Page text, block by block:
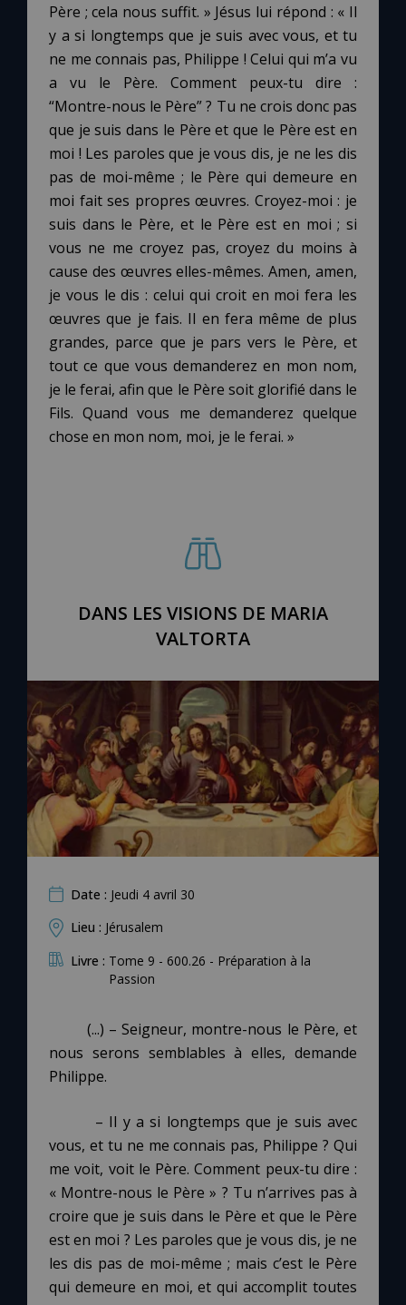
L'Évangile chaque jour
Les premiers samedis du mois
Marie qui défait les nœuds
Me consacrer à Jésus par Marie
Une Minute avec Marie
Une neuvaine
À la une
1000 Raisons de Croire
Père ; cela nous suffit. » Jésus lui répond : « Il
y a si longtemps que je suis avec vous, et tu
ne me connais pas, Philippe ! Celui qui m’a vu
a vu le Père. Comment peux-tu dire :
“Montre-nous le Père” ? Tu ne crois donc pas
que je suis dans le Père et que le Père est en
moi ! Les paroles que je vous dis, je ne les dis
pas de moi-même ; le Père qui demeure en
moi fait ses propres œuvres. Croyez-moi : je
suis dans le Père, et le Père est en moi ; si
vous ne me croyez pas, croyez du moins à
cause des œuvres elles-mêmes. Amen, amen,
je vous le dis : celui qui croit en moi fera les
œuvres que je fais. Il en fera même de plus
grandes, parce que je pars vers le Père, et
tout ce que vous demanderez en mon nom,
je le ferai, afin que le Père soit glorifié dans le
Fils. Quand vous me demanderez quelque
chose en mon nom, moi, je le ferai. »
DANS LES VISIONS DE MARIA
VALTORTA
Date : Jeudi 4 avril 30
Lieu : Jérusalem
Livre : Tome 9 - 600.26 - Préparation à la
Passion
(...) – Seigneur, montre-nous le Père, et
nous serons semblables à elles, demande
Philippe.
– Il y a si longtemps que je suis avec
vous, et tu ne me connais pas, Philippe ? Qui
me voit, voit le Père. Comment peux-tu dire :
« Montre-nous le Père » ? Tu n’arrives pas à
croire que je suis dans le Père et que le Père
est en moi ? Les paroles que je vous dis, je ne
les dis pas de moi-même ; mais c’est le Père
qui demeure en moi, et qui accomplit toutes